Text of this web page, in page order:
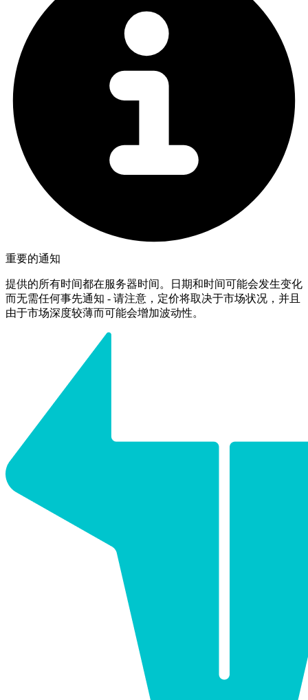
重要的通知
提供的所有时间都在服务器时间。日期和时间可能会发生变化
而无需任何事先通知 - 请注意，定价将取决于市场状况，并且
由于市场深度较薄而可能会增加波动性。